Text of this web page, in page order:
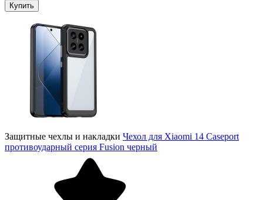
Купить
Защитные чехлы и накладки Чехол для Xiaomi 14 Caseport
противоударный серия Fusion черный